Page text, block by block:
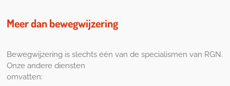
Meer dan bewegwijzering
Bewegwijzering is slechts één van de specialismen van RGN.
Onze andere diensten
omvatten: